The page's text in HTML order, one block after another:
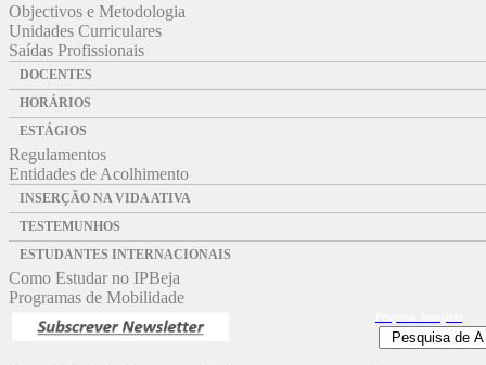
Objectivos e Metodologia
Unidades Curriculares
Saídas Profissionais
DOCENTES
HORÁRIOS
ESTÁGIOS
Regulamentos
Entidades de Acolhimento
INSERÇÃO NA VIDA ATIVA
TESTEMUNHOS
ESTUDANTES INTERNACIONAIS
Como Estudar no IPBeja
Programas de Mobilidade